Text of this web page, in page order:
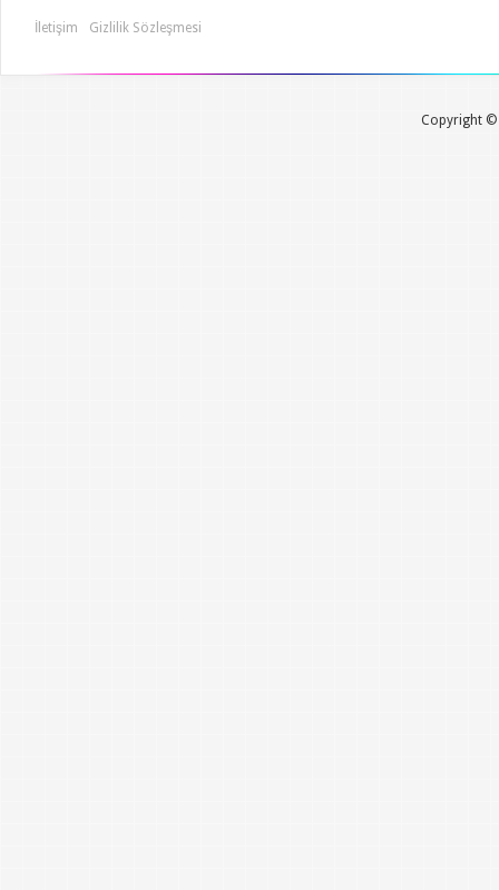
İletişim Gizlilik Sözleşmesi
Copyright ©